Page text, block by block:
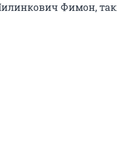
Фимон,